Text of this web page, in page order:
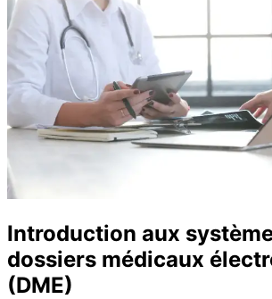
Introduction aux
dossiers médicaux
(DME)